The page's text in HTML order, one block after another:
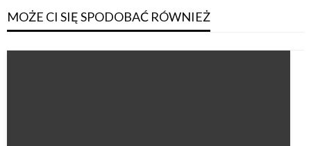
MOŻE CI SIĘ SPODOBAĆ RÓWNIEŻ